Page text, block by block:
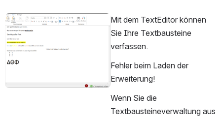
öffnen
Mit dem TextEditor können
Sie Ihre Textbausteine
verfassen.
Fehler beim Laden der
Erweiterung!
Wenn Sie die
Textbausteineverwaltung aus